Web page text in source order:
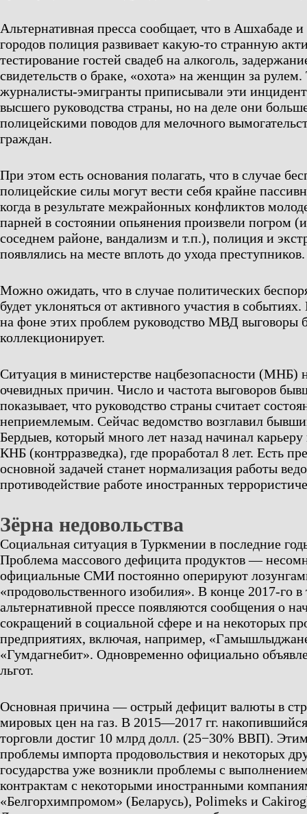
Альтернативная пресса сообщает, что в Ашхабаде
городов полиция развивает какую-то странную
тестирование гостей свадеб на алкоголь,
свидетельств о браке, «охота» на женщин за
журналисты-эмигранты приписывали эти
высшего руководства страны, но на деле они
полицейскими поводов для мелочного
граждан.
При этом есть основания полагать, что в случае
полицейские силы могут вести себя крайне
когда в результате межрайонных конфликтов
парней в состоянии опьянения произвели погром
соседнем районе, вандализм и т.п.), полиция и
появлялись на месте вплоть до ухода преступников.
Можно ожидать, что в случае политических
будет уклоняться от активного участия в
на фоне этих проблем руководство МВД выговоры
коллекционирует.
Ситуация в министерстве нацбезопасности (МНБ)
очевидных причин. Число и частота выговоров
показывает, что руководство страны считает
неприемлемым. Сейчас ведомство возглавил
Бердыев, который много лет назад начинал
КНБ (контрразведка), где проработал 8 лет. Есть
основной задачей станет нормализация работы
противодействие работе иностранных
Зёрна недовольства
Социальная ситуация в Туркмении в последние
Проблема массового дефицита продуктов —
официальные СМИ постоянно оперируют
«продовольственного изобилия». В конце 2017-го
альтернативной прессе появляются сообщения о
сокращений в социальной сфере и на некоторых
предприятиях, включая, например,
«Гумдагнебит». Одновременно официально
льгот.
Основная причина — острый дефицит валюты в
мировых цен на газ. В 2015—2017 гг.
торговли достиг 10 млрд долл. (25−30% ВВП).
проблемы импорта продовольствия и некоторых
государства уже возникли проблемы с
контрактам с некоторыми иностранными
«Белгорхимпромом» (Беларусь), Polimeks и